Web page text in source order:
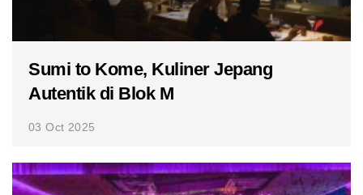
Sumi to Kome, Kuliner Jepang
Autentik di Blok M
03 Oct 2025